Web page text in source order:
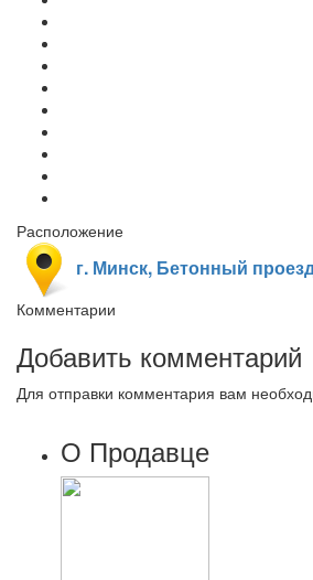
Расположение
г. Минск, Бетонный
Комментарии
Добавить комментарий
Для отправки комментария вам
О Продавце